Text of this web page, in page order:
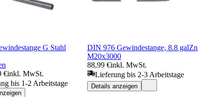
G Stahl
€inkl. MwSt.
bis 1-2 Arbeitstage
DIN 976 Gewindestange, 8.8 galZn
M20x3000
88,99 €inkl. MwSt.
Lieferung bis 2-3 Arbeitstage
Details anzeigen